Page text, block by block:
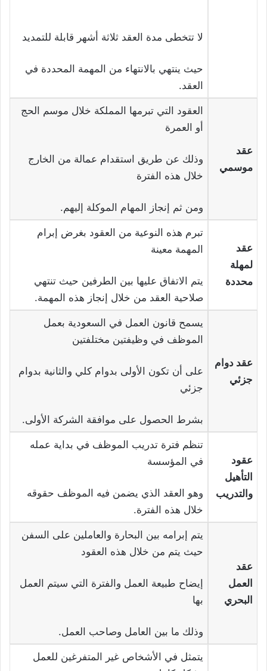
لا تتخطى مدة العقد ثلاثة أشهر قابلة للتمديد
حيث ينتهي بالانتهاء من المهمة المحددة في
العقد.
عقد
موسمي
العقود التي تبرمها المملكة خلال موسم الحج
أو العمرة
وذلك عن طريق استقدام عمالة من الخارج
خلال هذه الفترة
ومن ثم إنجاز المهام الموكلة إليهم.
عقد
لمهلة
محددة
تبرم هذه النوعية من العقود بغرض إبرام
المهمة معينة
يتم الاتفاق عليها بين الطرفين حيث تنتهي
صلاحية العقد من خلال إنجاز هذه المهمة.
عقد دوام
جزئي
يسمح قانون العمل في السعودية بعمل
الموظف في وظيفتين مختلفتين
على أن تكون الأولى بدوام كلي والثانية بدوام
جزئي
بشرط الحصول على موافقة الشركة الأولى.
عقود
التأهيل
والتدريب
تنظم فترة تدريب الموظف في بداية عمله
في المؤسسة
وهو العقد الذي يضمن فيه الموظف حقوقه
خلال هذه الفترة.
عقد
العمل
البحري
يتم إبرامه بين البحارة والعاملين على السفن
حيث يتم من خلال هذه العقود
إيضاح طبيعة العمل والفترة التي سيتم العمل
بها
وذلك ما بين العامل وصاحب العمل.
يتمثل في الأشخاص غير المتفرغين للعمل